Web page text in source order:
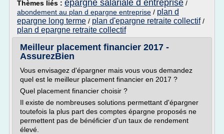
Thèmes liés : epargne salariale d entreprise /
abondement au plan d epargne entreprise / plan d
epargne long terme / plan d'epargne retraite collectif/
plan d epargne retraite collectif
Meilleur placement financier 2017 -
AssurezBien
Vous envisagez d'épargner mais vous vous demandez
quel est le meilleur placement financier en 2017 ?
Quel placement financier choisir ?
Il existe de nombreuses solutions permettant d'épargner
toutefois la plus part des comptes épargne proposés ne
permettent pas de bénéficier d'un taux de rendement
élevé.